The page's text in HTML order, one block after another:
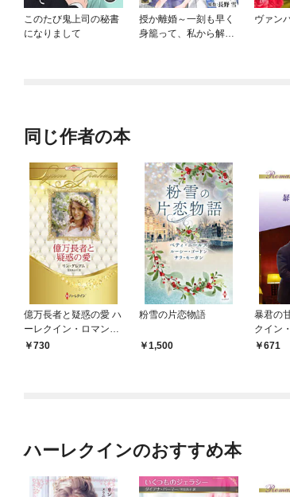
このたび鬼上司の秘書
になりまして
授か離婚～一刻も早く
身籠って、私から解放
ヴァン
同じ作者の本
億万長者と疑惑の愛 ハ
ーレクイン・ロマン
ス・プレミアム～リ
730
粉雪の片恋物語
1,500
暴君の
クイン
671
ハーレクインのおすすめ本